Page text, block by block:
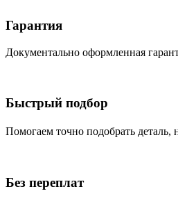
Гарантия
Документально оформленная
Быстрый подбор
Помогаем точно подобрать
Без переплат